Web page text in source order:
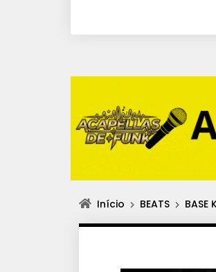
Início BEATS BASE